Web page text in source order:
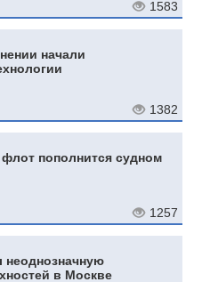
1583
начали
1382
пополнится судном
1257
неоднозначную
в Москве